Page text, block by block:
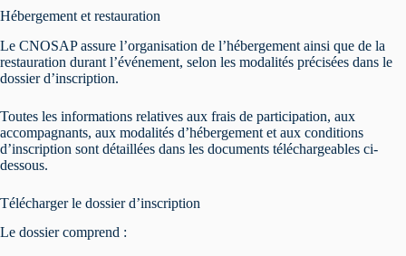
Hébergement et restauration
Le CNOSAP assure l’organisation de l’hébergement ainsi que de la
restauration durant l’événement, selon les modalités précisées dans le
dossier d’inscription.
Toutes les informations relatives aux frais de participation, aux
accompagnants, aux modalités d’hébergement et aux conditions
d’inscription sont détaillées dans les documents téléchargeables ci-
dessous.
Télécharger le dossier d’inscription
Le dossier comprend :